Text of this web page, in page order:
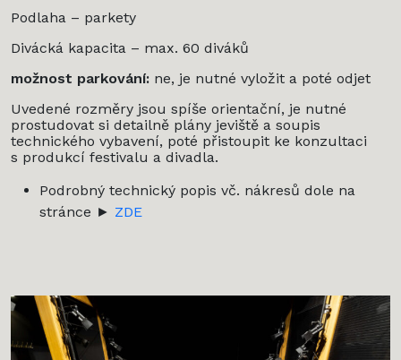
Podlaha – parkety
Divácká kapacita – max. 60 diváků
možnost parkování: ne, je nutné vyložit a poté odjet
Uvedené rozměry jsou spíše orientační, je nutné
prostudovat si detailně plány jeviště a soupis
technického vybavení, poté přistoupit ke konzultaci
s produkcí festivalu a divadla.
Podrobný technický popis vč. nákresů dole na
stránce ► ZDE